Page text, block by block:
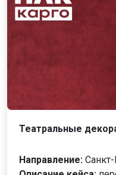
Театральные
Направление: